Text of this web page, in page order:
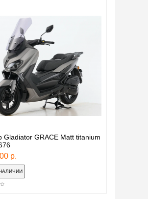
Gladiator GRACE Matt titanium
р.